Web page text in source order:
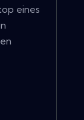
eines